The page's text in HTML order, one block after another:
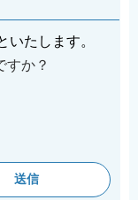
いたします。
すか？